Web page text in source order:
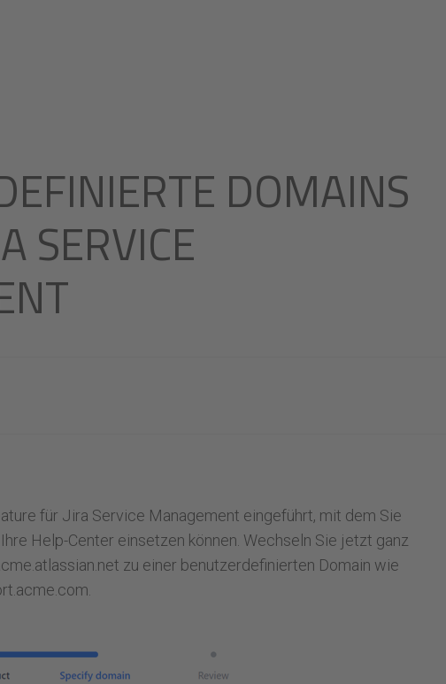
DOMAINS
SERVICE
für Jira Service Management eingeführt, mit dem Sie
Help-Center einsetzen können. Wechseln Sie jetzt ganz
zu einer benutzerdefinierten Domain wie